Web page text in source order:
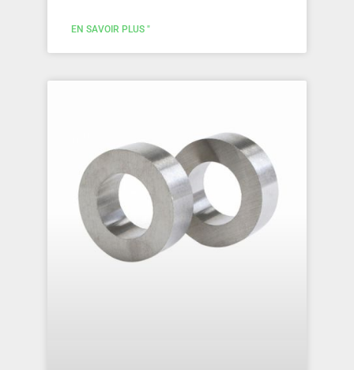
EN SAVOIR PLUS "